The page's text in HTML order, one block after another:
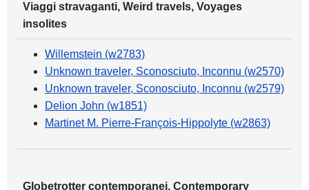
Viaggi stravaganti, Weird travels, Voyages
insolites
Willemstein (w2783)
Unknown traveler, Sconosciuto, Inconnu (w2570)
Unknown traveler, Sconosciuto, Inconnu (w2579)
Delion John (w1851)
Martinet M. Pierre-François-Hippolyte (w2863)
Globetrotter contemporanei, Contemporary